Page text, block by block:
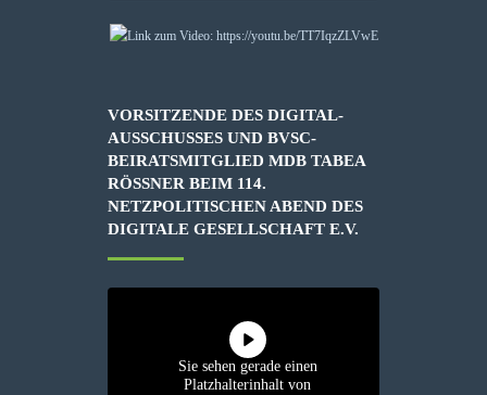
VORSITZENDE DES DIGITAL-
AUSSCHUSSES UND BVSC-
BEIRATSMITGLIED MDB TABEA
RÖSSNER BEIM 114. N
ETZPOLITISCHEN ABEND DES D
IGITALE GESELLSCHAFT E.V.
Sie sehen gerade einen
Platzhalterinhalt von